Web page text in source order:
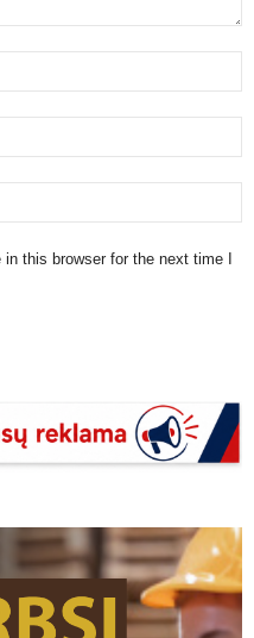
this browser for the next time I